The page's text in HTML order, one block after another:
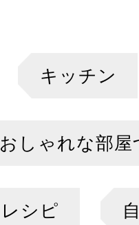
キッチン
おしゃれな部屋
レシピ